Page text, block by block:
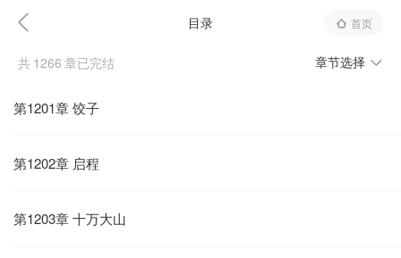
首页
目录
共 1266 章已完结 章节选择
第1201章 饺子
第1202章 启程
第1203章 十万大山